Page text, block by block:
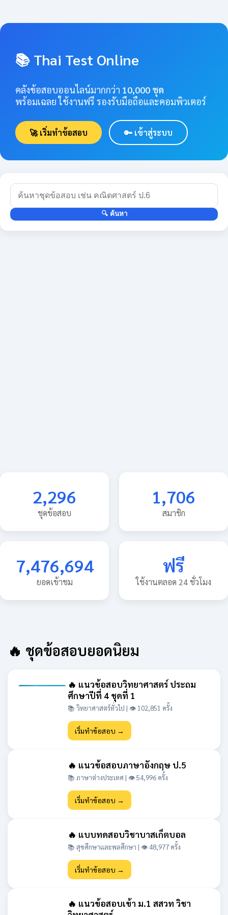
📚 Thai Test Online
คลังข้อสอบออนไลน์มากกว่า 10,000 ชุด
พร้อมเฉลย ใช้งานฟรี รองรับมือถือและคอมพิวเตอร์
🚀 เริ่มทำข้อสอบ 🔑 เข้าสู่ระบบ
🔍 ค้นหา
2,296
ชุดข้อสอบ
1,706
สมาชิก
7,476,694
ยอดเข้าชม
ฟรี
ใช้งานตลอด 24 ชั่วโมง
🔥 ชุดข้อสอบยอดนิยม
🔥 แนวข้อสอบวิทยาศาสตร์ ประถม
ศึกษาปีที่ 4 ชุดที่ 1
📚 วิทยาศาสตร์ทั่วไป | 👁 102,851 ครั้ง
เริ่มทำข้อสอบ →
🔥 แนวข้อสอบภาษาอังกฤษ ป.5
📚 ภาษาต่างประเทศ | 👁 54,996 ครั้ง
เริ่มทำข้อสอบ →
🔥 แบบทดสอบวิชาบาสเก็ตบอล
📚 สุขศึกษาและพลศึกษา | 👁 48,977 ครั้ง
เริ่มทำข้อสอบ →
🔥 แนวข้อสอบเข้า ม.1 สสวท วิชา